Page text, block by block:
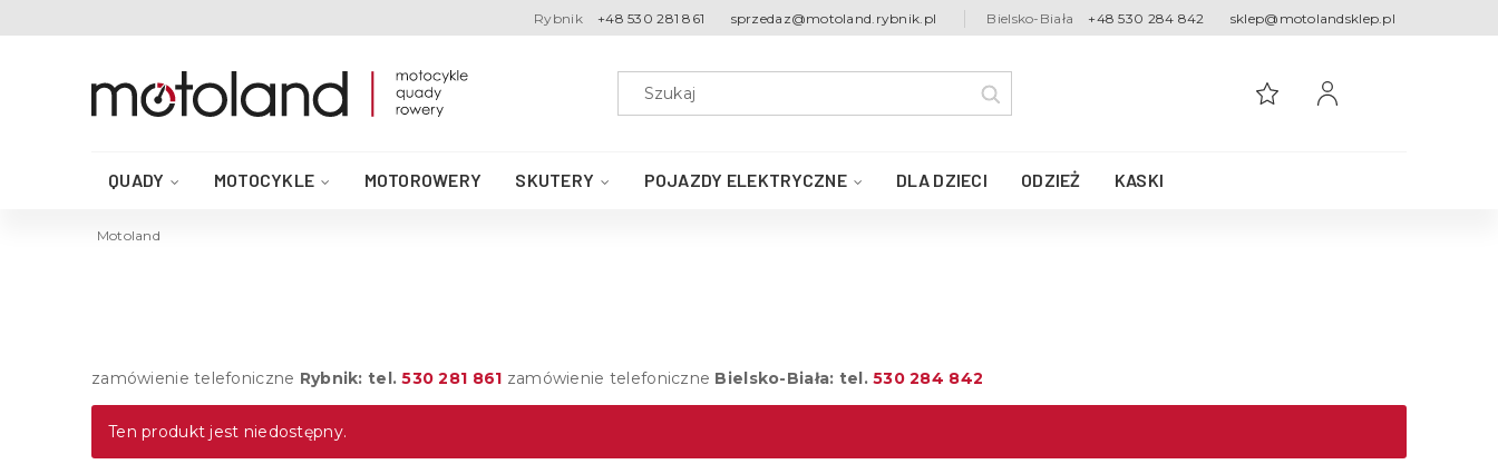
Rybnik +48 530 281 861 sprzedaz@motoland.rybnik.pl Bielsko-Biała +48 530 284 842 sklep@motolandsklep.pl
QUADY MOTOCYKLE MOTOROWERY SKUTERY POJAZDY ELEKTRYCZNE DLA DZIECI ODZIEŻ KASKI
AKCESORIA DO QUADA
Motoland
zamówienie telefoniczne Rybnik: tel.530 281 861 zamówienie telefoniczne Bielsko-Biała: tel.530 284 842
Ten produkt jest niedostępny.